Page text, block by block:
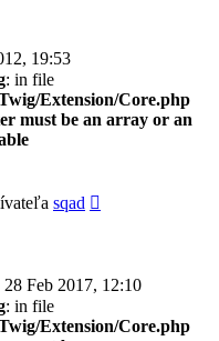
19:53
: in file
Extension/Core.php
must be an array or an
sqad
Feb 2017, 12:10
: in file
Extension/Core.php